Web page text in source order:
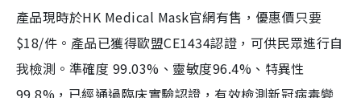
產品現時於HK Medical Mask官網有售，優惠價只要
$18/件。產品已獲得歐盟CE1434認證，可供民眾進行自
我檢測。準確度 99.03%、靈敏度96.4%、特異性
99.8%，已經通過臨床實驗認證，有效檢測新冠病毒變